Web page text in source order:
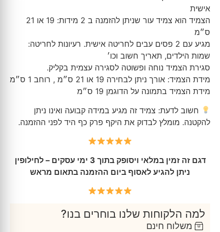
אישית
הצמיד הוא צמיד עור שניתן להזמנה ב 2 מידות: 19 או 21
ס״מ
מגיע עם 2 פסים עבים לחריטה אישית. רעיונות לחריטה:
שמות הילדים, תאריך חשוב וכו׳
סגירת הצמיד נוחה ופשוטה לסגירה עצמית בקליק.
מידת הצמיד: אורך ניתן לבחירה 19 או 21 ס״מ , רוחב 1 ס״מ
מידת הצמיד בתמונה על הדוגמן 19 ס״מ
חשוב לדעת: צמיד זה מגיע במידה קבועה ואינו ניתן
להקטנה. מומלץ לבדוק את היקף פרק כף היד לפני ההזמנה.
דגם זה זמין במלאי ויסופק בתוך 3 ימי עסקים – לחילופין
ניתן להגיע לאסוף ביום ההזמנה בתאום מראש
למה הלקוחות שלנו בוחרים בנו?
משלוח חינם